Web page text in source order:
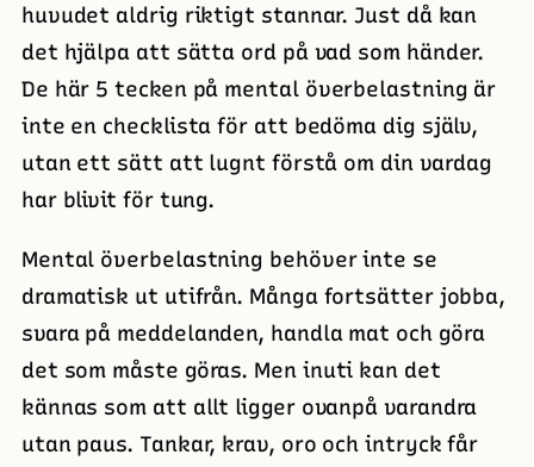
huvudet aldrig riktigt stannar. Just då kan
det hjälpa att sätta ord på vad som händer.
De här 5 tecken på mental överbelastning är
inte en checklista för att bedöma dig själv,
utan ett sätt att lugnt förstå om din vardag
har blivit för tung.
Mental överbelastning behöver inte se
dramatisk ut utifrån. Många fortsätter jobba,
svara på meddelanden, handla mat och göra
det som måste göras. Men inuti kan det
kännas som att allt ligger ovanpå varandra
utan paus. Tankar, krav, oro och intryck får